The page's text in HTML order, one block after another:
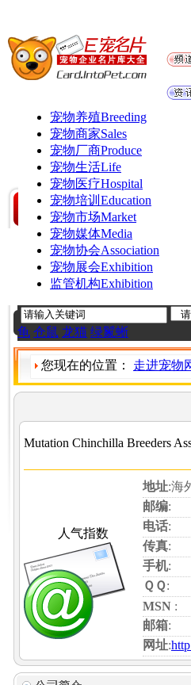
宠物养殖Breeding
宠物商家Sales
宠物厂商Produce
宠物生活Life
宠物医疗Hospital
宠物培训 Education
宠物市场Market
宠物媒体Media
宠物协会Association
宠物展会Exhibition
监管机构Exhibition
龟 仓鼠 龙猫 绿鬣蜥
您现在的位置： 走进宠物
Mutation Chinchilla Breeders
人气指数
地址:海
邮编:
电话:
传真:
手机:
ＱＱ:
MSN :
邮箱:
网址: